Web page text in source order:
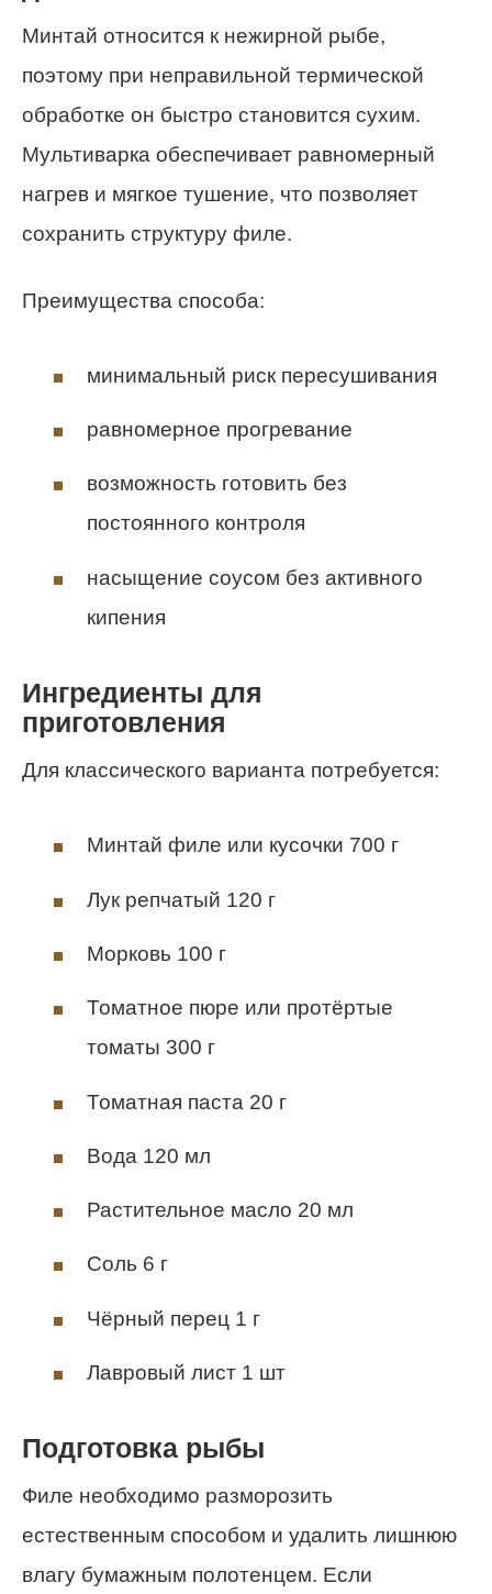
Минтай относится к нежирной рыбе,
поэтому при неправильной термической
обработке он быстро становится сухим.
Мультиварка обеспечивает равномерный
нагрев и мягкое тушение, что позволяет
сохранить структуру филе.
Преимущества способа:
минимальный риск пересушивания
равномерное прогревание
возможность готовить без
постоянного контроля
насыщение соусом без активного
кипения
Ингредиенты для
приготовления
Для классического варианта потребуется:
Минтай филе или кусочки 700 г
Лук репчатый 120 г
Морковь 100 г
Томатное пюре или протёртые
томаты 300 г
Томатная паста 20 г
Вода 120 мл
Растительное масло 20 мл
Соль 6 г
Чёрный перец 1 г
Лавровый лист 1 шт
Подготовка рыбы
Филе необходимо разморозить
естественным способом и удалить лишнюю
влагу бумажным полотенцем. Если